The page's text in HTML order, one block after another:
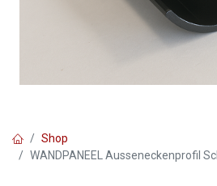
Shop
WANDPANEEL Ausseneckenprofil